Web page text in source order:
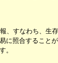
、すなわち、生
照合すること
。